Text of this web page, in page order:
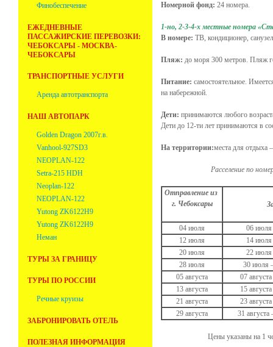
Финобеспечение
ЕЖЕДНЕВНЫЕ
ПАССАЖИРСКИЕ ПЕРЕВОЗКИ:
ЧЕБОКСАРЫ - МОСКВА-
ЧЕБОКСАРЫ
ТРАНСПОРТНЫЕ УСЛУГИ
Аренда автотранспорта
НАШ АВТОПАРК
Golden Dragon 2007г.в.
Vanhool-927SD3
NEOPLAN-122
Setra-215 HDH
Neoplan-122
NEOPLAN-122
Yutong ZK6122H9
Yutong ZK6122H9
Неман
ТУРЫ ЗА ГРАНИЦУ
ТУРЫ ПО РОССИИ
Речные круизы
ЗАБРОНИРОВАТЬ ОТЕЛЬ
ПОЛЕЗНАЯ ИНФОРМАЦИЯ
Номерной фонд: 24 номера.
1-но, 2-3-4-х местные номера
В номере: ТВ, кондиционер,
Пляж: до моря 300 метров. Пляж
Питание: самостоятельное.
на набережной.
Дети: принимаются любого
Дети до 12-ти лет принимаются в
На территории:места для отдыха
Расселение по
Отправление из
г. Чебоксары
04 июля
06
12 июля
14
20 июля
22
28 июля
30 июля
05 августа
07
13 августа
15
21 августа
23
29 августа
31 августа
Цены указаны на 1